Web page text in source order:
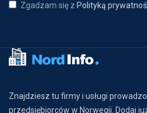
Zgadzam się z Polityką
Znajdziesz tu firmy i usługi
przedsiębiorców w Norwegii. Dodaj